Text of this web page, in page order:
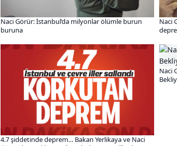
Naci Görür: İstanbul’da milyonlar ölümle burun
buruna
Naci
4.7 şiddetinde deprem… Bakan Yerlikaya ve Naci
Naci